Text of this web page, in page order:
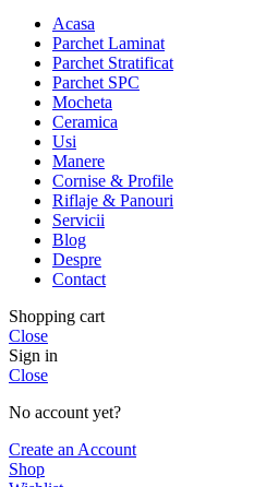
Acasa
Parchet Laminat
Parchet Stratificat
Parchet SPC
Mocheta
Ceramica
Usi
Manere
Cornise & Profile
Riflaje & Panouri
Servicii
Blog
Despre
Contact
Shopping cart
Close
Sign in
Close
No account yet?
Create an Account
Shop